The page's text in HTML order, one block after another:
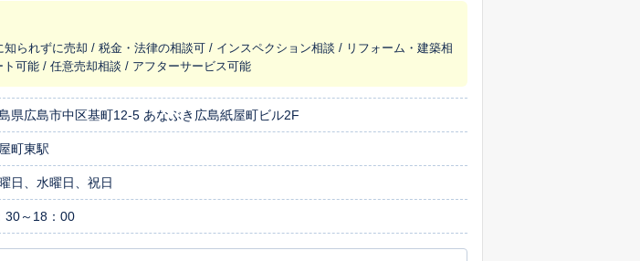
られずに売却 / 税金・法律の相談可 / インスペクション相談 / リフォーム・建築相
可能 / 任意売却相談 / アフターサービス可能
県広島市中区基町12-5 あなぶき広島紙屋町ビル2F
町東駅
日、水曜日、祝日
30～18：00